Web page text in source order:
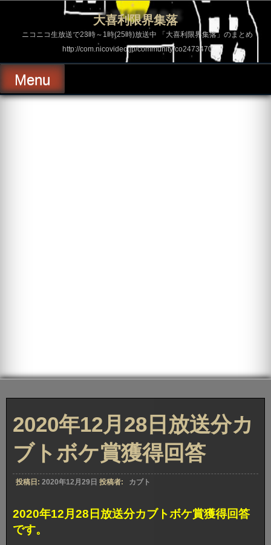
ス
ッ
プ
大喜利限界集落
ニコニコ生放送で23時～1時(25時)放送中 「大喜利限界集落」のまとめ
http://com.nicovideo.jp/community/co2473470
Menu
2020年12月28日放送分カ
ブトボケ賞獲得回答
投稿日: 2020年12月29日 投稿者: カブト
2020年12月28日放送分カブトボケ賞獲得回答
です。